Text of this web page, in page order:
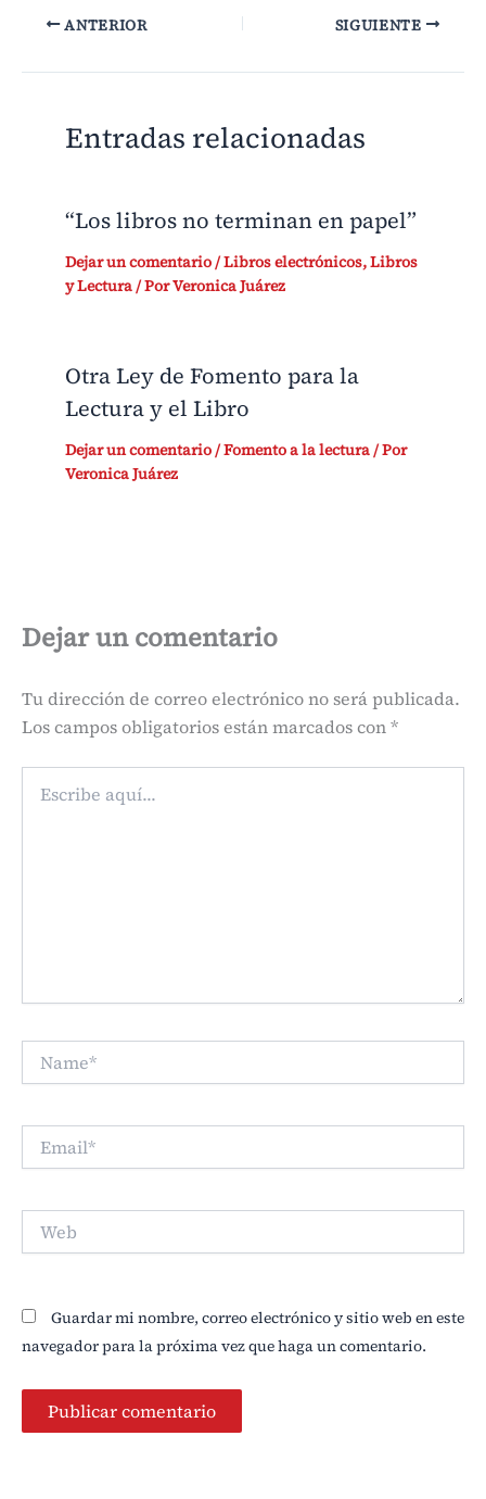
ANTERIOR SIGUIENTE
Entradas relacionadas
“Los libros no terminan en papel”
Dejar un comentario/Libros electrónicos,Libros
y Lectura/ PorVeronica Juárez
Otra Ley de Fomento para la
Lectura y el Libro
Dejar un comentario/Fomento a la lectura/ Por
Veronica Juárez
Dejar un comentario
Tu dirección de correo electrónico no será publicada.
Los campos obligatorios están marcados con*
aquí...
Guardar mi nombre, correo electrónico y sitio web en este
navegador para la próxima vez que haga un comentario.